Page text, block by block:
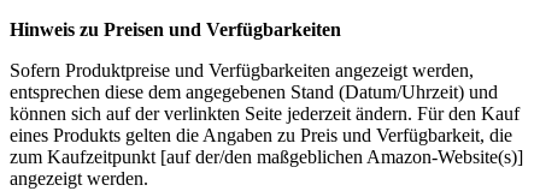
Hinweis zu Preisen und Verfügbarkeiten
Sofern Produktpreise und Verfügbarkeiten angezeigt werden,
entsprechen diese dem angegebenen Stand (Datum/Uhrzeit) und
können sich auf der verlinkten Seite jederzeit ändern. Für den Kauf
eines Produkts gelten die Angaben zu Preis und Verfügbarkeit, die
zum Kaufzeitpunkt [auf der/den maßgeblichen Amazon-Website(s)]
angezeigt werden.